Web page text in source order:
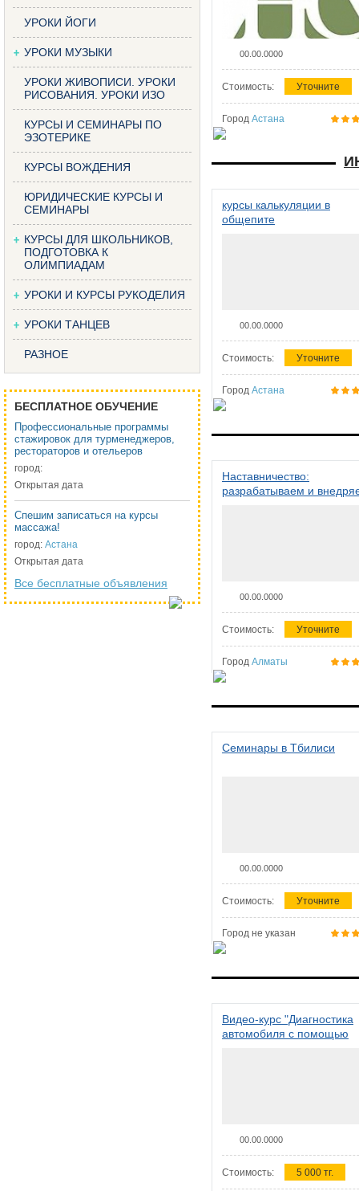
УРОКИ ЙОГИ
УРОКИ МУЗЫКИ
УРОКИ ЖИВОПИСИ. УРОКИ
РИСОВАНИЯ. УРОКИ ИЗО
КУРСЫ И СЕМИНАРЫ ПО
ЭЗОТЕРИКЕ
КУРСЫ ВОЖДЕНИЯ
ЮРИДИЧЕСКИЕ КУРСЫ И
СЕМИНАРЫ
КУРСЫ ДЛЯ ШКОЛЬНИКОВ,
ПОДГОТОВКА К
ОЛИМПИАДАМ
УРОКИ И КУРСЫ РУКОДЕЛИЯ
УРОКИ ТАНЦЕВ
РАЗНОЕ
БЕСПЛАТНОЕ ОБУЧЕНИЕ
Профессиональные программы
стажировок для турменеджеров,
рестораторов и отельеров
город:
Открытая дата
Спешим записаться на курсы
массажа!
город: Астана
Открытая дата
Все бесплатные объявления
00.00.0000
Стоимость: Уточните
Город Астана
курсы калькуляции в
общепите
00.00.0000
Стоимость: Уточните
Город Астана
Наставничество:
разрабатываем и
00.00.0000
Стоимость: Уточните
Город Алматы
Семинары в Тбилиси
00.00.0000
Стоимость: Уточните
Город не указан
Видео-курс "Диагностика
автомобиля с помощью
00.00.0000
Стоимость: 5 000 тг.